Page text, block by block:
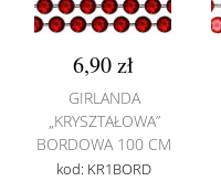
6,90 zł
GIRLANDA
„KRYSZTAŁOWA”
BORDOWA 100 CM
kod: KR1BORD